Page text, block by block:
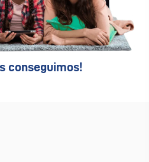
conseguimos!